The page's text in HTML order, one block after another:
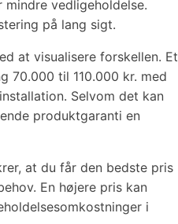
vedligeholdelse.
på lang sigt.
at visualisere forskellen. Et
70.000 til 110.000 kr. med
Selvom det kan
produktgaranti en
at du får den bedste pris
En højere pris kan
i